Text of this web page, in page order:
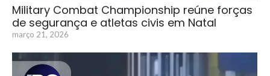
Military Combat Championship reúne forças
de segurança e atletas civis em Natal
março 21, 2026